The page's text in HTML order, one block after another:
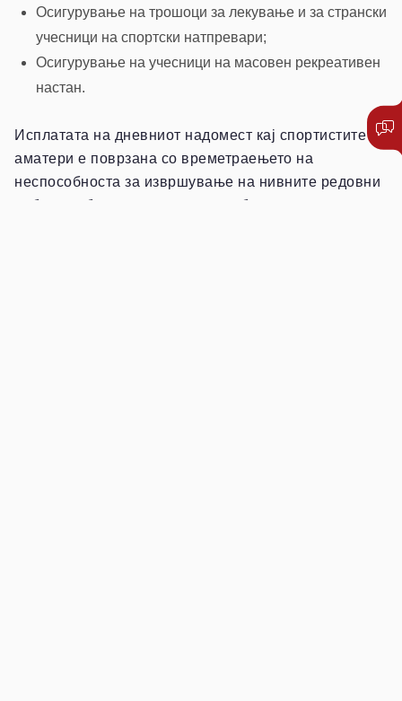
Осигурување на трошоци за лекување и за странски
учесници на спортски натпревари;
Осигурување на учесници на масовен рекреативен
настан.
Исплатата на дневниот надомест кај спортистите
аматери е поврзана со времетраењето на
неспособноста за извршување на нивните редовни
работни обврски, не со неспособноста за спортски